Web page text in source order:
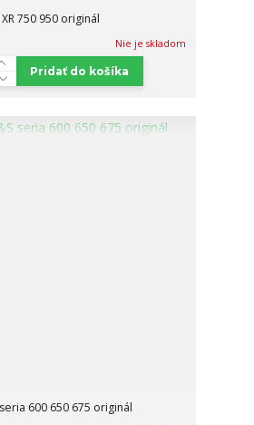
750 950 originál
Nie je skladom
Pridať do košíka
600 650 675 originál